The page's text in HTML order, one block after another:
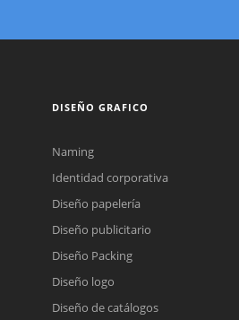
DISEÑO GRAFICO
Naming
Identidad corporativa
Diseño papelería
Diseño publicitario
Diseño Packing
Diseño logo
Diseño de catálogos